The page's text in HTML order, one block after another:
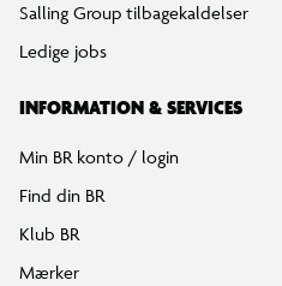
Salling Group tilbagekaldelser
Ledige jobs
INFORMATION & SERVICES
Min BR konto / login
Find din BR
Klub BR
Mærker